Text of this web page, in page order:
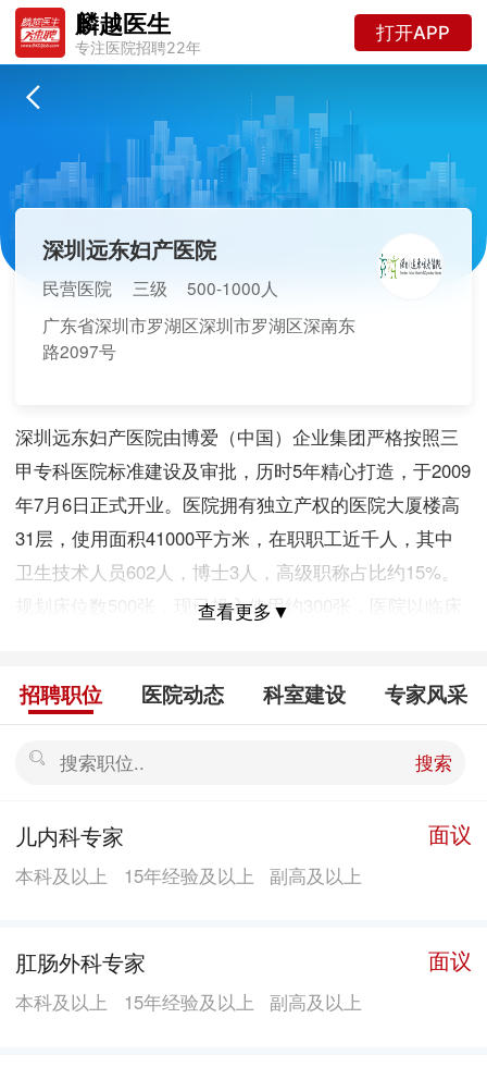
麟越医生
专注医院招聘22年
打开APP
深圳远东妇产医院
民营医院 三级
500-1000人
广东省深圳市罗湖区深圳市罗湖区深南东
路2097号
深圳远东妇产医院由博爱（中国）企业集团严格按照三
甲专科医院标准建设及审批，历时5年精心打造，于2009
年7月6日正式开业。医院拥有独立产权的医院大厦楼高
31层，使用面积41000平方米，在职职工近千人，其中
卫生技术人员602人，博士3人，高级职称占比约15%。
规划床位数500张，现已投入使用约300张，医院以临床
检验科、麻醉科、乳腺科、中医科、肛肠科、皮肤科、
为客户提供高品质医疗安全保障服务，全程导入国际JCI
将“Hospital（医疗保障）、Hotel（酒店舒适）、
Home（家庭温馨）”三者完美融合，首创感动式服务，
以“dingjian技术树品牌，感动服务创效益”的发展理念，
全力打造各大专科体系及有爱 有家 有健康的特色企业文
查看更多▼
招聘职位 医院动态 科室建设 专家风采
搜索
儿内科专家 面议
本科及以上 15年经验及以上 副高及以上
肛肠外科专家 面议
本科及以上 15年经验及以上 副高及以上